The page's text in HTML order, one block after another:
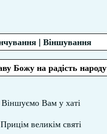
| Віншування
Божу на радість народу
Віншуємо Вам у хаті
Прицім великім святі